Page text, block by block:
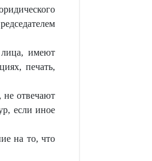
лица, имеют
печать,
не отвечают
если иное
на то, что